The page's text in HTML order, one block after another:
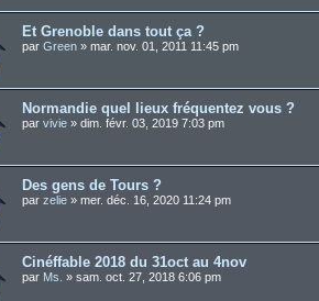
Et Grenoble dans tout ça ?
par Green » mar. nov. 01, 2011 11:45 pm
Normandie quel lieux fréquentez vous ?
par vivie » dim. févr. 03, 2019 7:03 pm
Des gens de Tours ?
par zelie » mer. déc. 16, 2020 11:24 pm
Cinéffable 2018 du 31oct au 4nov
par Ms. » sam. oct. 27, 2018 6:06 pm